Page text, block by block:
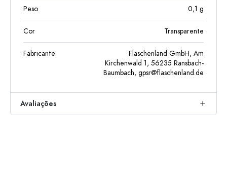
Peso 0,1 g
Cor Transparente
Fabricante
Flaschenland GmbH, Am
Kirchenwald 1, 56235 Ransbach-
Baumbach, gpsr@flaschenland.de
Avaliações